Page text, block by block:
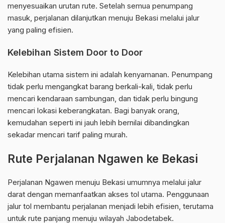
menyesuaikan urutan rute. Setelah semua penumpang
masuk, perjalanan dilanjutkan menuju Bekasi melalui jalur
yang paling efisien.
Kelebihan Sistem Door to Door
Kelebihan utama sistem ini adalah kenyamanan. Penumpang
tidak perlu mengangkat barang berkali-kali, tidak perlu
mencari kendaraan sambungan, dan tidak perlu bingung
mencari lokasi keberangkatan. Bagi banyak orang,
kemudahan seperti ini jauh lebih bernilai dibandingkan
sekadar mencari tarif paling murah.
Rute Perjalanan Ngawen ke Bekasi
Perjalanan Ngawen menuju Bekasi umumnya melalui jalur
darat dengan memanfaatkan akses tol utama. Penggunaan
jalur tol membantu perjalanan menjadi lebih efisien, terutama
untuk rute panjang menuju wilayah Jabodetabek.